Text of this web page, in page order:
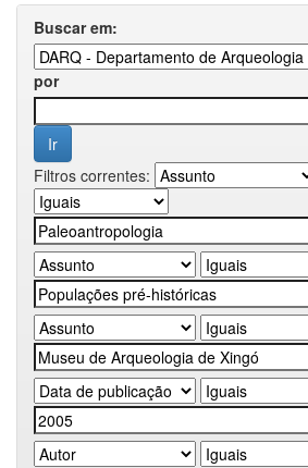
Buscar em:
por
Filtros correntes: